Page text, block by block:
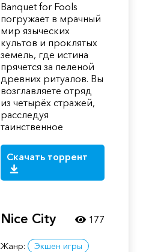
Banquet for Fools
погружает в мрачный
мир языческих
культов и проклятых
земель, где истина
прячется за пеленой
древних ритуалов. Вы
возглавляете отряд
из четырёх стражей,
расследуя
таинственное
Скачать торрент
Nice City
Жанр: Экшен игры
177